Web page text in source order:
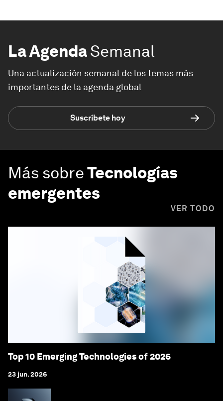
La AgendaSemanal
Una actualización semanal de los temas más
importantes de la agenda global
Suscríbete hoy
Más sobreTecnologías
emergentes
VER TODO
Top 10 Emerging Technologies of 2026
23 jun. 2026